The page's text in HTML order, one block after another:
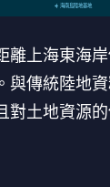
☀️ 海南島陸地基地
離上海東海岸
與傳統陸地
對土地資源